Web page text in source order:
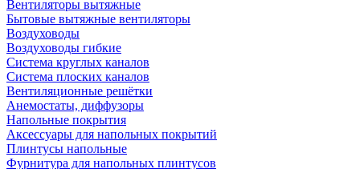
Вентиляторы вытяжные
Бытовые вытяжные вентиляторы
Воздуховоды
Воздуховоды гибкие
Система круглых каналов
Система плоских каналов
Вентиляционные решётки
Анемостаты, диффузоры
Напольные покрытия
Аксессуары для напольных покрытий
Плинтусы напольные
Фурнитура для напольных плинтусов